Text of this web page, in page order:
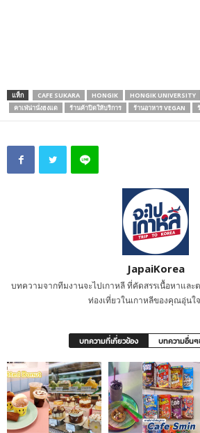
แท็ก CAFE SUKARA HONGIK HONGIK UNIVERSITY
คาเฟ่น่านั่งฮงแด
ร้านค้าปิดให้บริการ ร้านอาหาร VEGAN
JapaiKorea
บทความจากทีมงานจะไปเกาหลี ที่คัดสรรเนื้อหาและ
ท่องเที่ยวในเกาหลีของคุณอุ่นใ
บทความที่เกี่ยวข้อง บทความอื่นๆ